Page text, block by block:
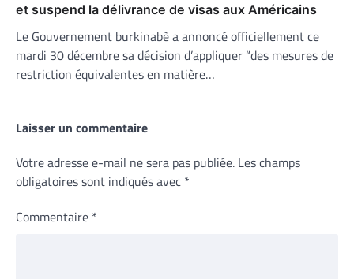
et suspend la délivrance de visas aux Américains
Le Gouvernement burkinabè a annoncé officiellement ce
mardi 30 décembre sa décision d’appliquer “des mesures de
restriction équivalentes en matière…
Laisser un commentaire
Votre adresse e-mail ne sera pas publiée. Les champs
obligatoires sont indiqués avec *
Commentaire *